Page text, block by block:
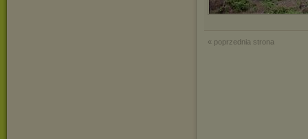
« poprzednia strona